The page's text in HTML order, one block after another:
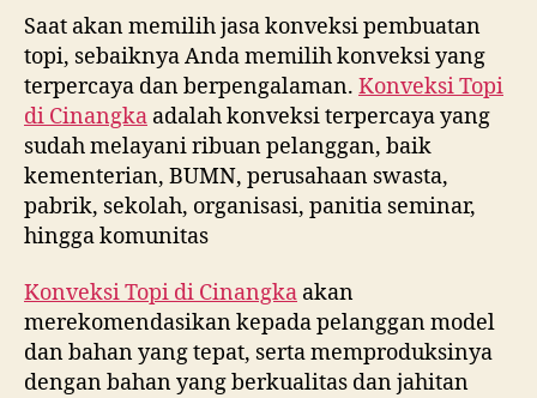
995
6854
Saat akan memilih jasa konveksi pembuatan
topi, sebaiknya Anda memilih konveksi yang
terpercaya dan berpengalaman. Konveksi Topi
di Cinangka adalah konveksi terpercaya yang
sudah melayani ribuan pelanggan, baik
kementerian, BUMN, perusahaan swasta,
pabrik, sekolah, organisasi, panitia seminar,
hingga komunitas
Konveksi Topi di Cinangka akan
merekomendasikan kepada pelanggan model
dan bahan yang tepat, serta memproduksinya
dengan bahan yang berkualitas dan jahitan